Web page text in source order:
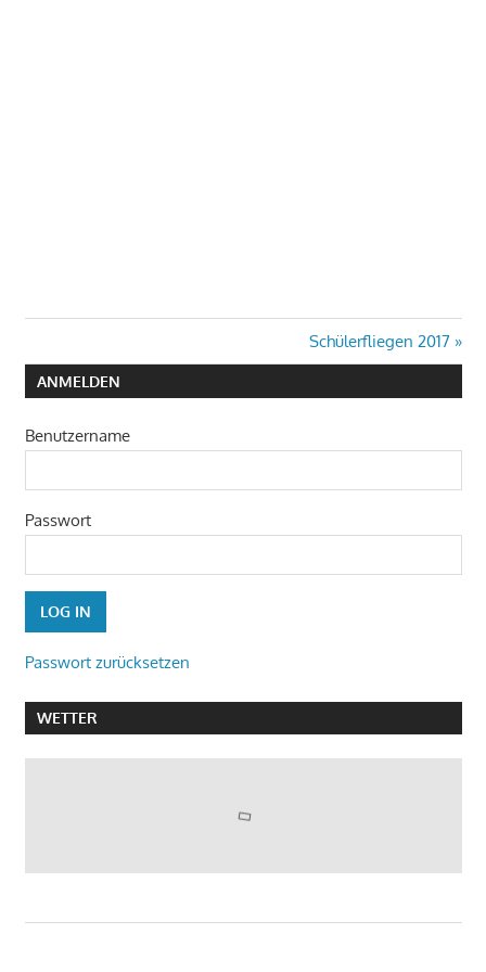
Nächster
Beitrag:
Schülerfliegen 2017
ANMELDEN
Benutzername
Passwort
Passwort zurücksetzen
WETTER